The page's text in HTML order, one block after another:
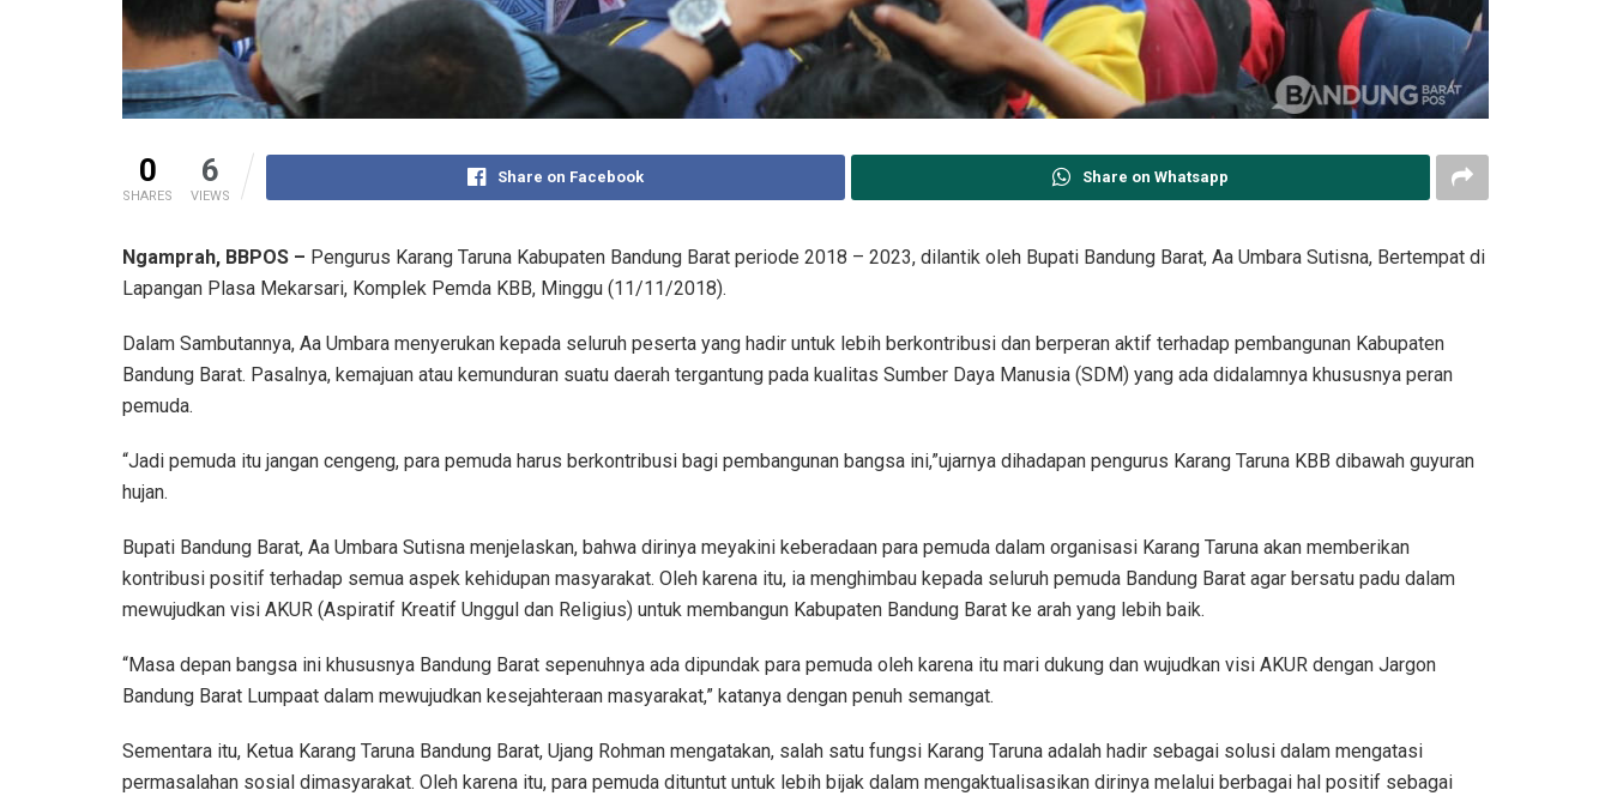
0
SHARES
6
VIEWS
Share on Facebook Share on Whatsapp
Ngamprah, BBPOS – Pengurus Karang Taruna Kabupaten Bandung Barat periode 2018 – 2023, dilantik oleh Bupati Bandung Barat, Aa Umbara Sutisna, Bertempat di
Lapangan Plasa Mekarsari, Komplek Pemda KBB, Minggu (11/11/2018).
Dalam Sambutannya, Aa Umbara menyerukan kepada seluruh peserta yang hadir untuk lebih berkontribusi dan berperan aktif terhadap pembangunan Kabupaten
Bandung Barat. Pasalnya, kemajuan atau kemunduran suatu daerah tergantung pada kualitas Sumber Daya Manusia (SDM) yang ada didalamnya khususnya peran
pemuda.
“Jadi pemuda itu jangan cengeng, para pemuda harus berkontribusi bagi pembangunan bangsa ini,”ujarnya dihadapan pengurus Karang Taruna KBB dibawah guyuran
hujan.
Bupati Bandung Barat, Aa Umbara Sutisna menjelaskan, bahwa dirinya meyakini keberadaan para pemuda dalam organisasi Karang Taruna akan memberikan
kontribusi positif terhadap semua aspek kehidupan masyarakat. Oleh karena itu, ia menghimbau kepada seluruh pemuda Bandung Barat agar bersatu padu dalam
mewujudkan visi AKUR (Aspiratif Kreatif Unggul dan Religius) untuk membangun Kabupaten Bandung Barat ke arah yang lebih baik.
“Masa depan bangsa ini khususnya Bandung Barat sepenuhnya ada dipundak para pemuda oleh karena itu mari dukung dan wujudkan visi AKUR dengan Jargon
Bandung Barat Lumpaat dalam mewujudkan kesejahteraan masyarakat,” katanya dengan penuh semangat.
Sementara itu, Ketua Karang Taruna Bandung Barat, Ujang Rohman mengatakan, salah satu fungsi Karang Taruna adalah hadir sebagai solusi dalam mengatasi
permasalahan sosial dimasyarakat. Oleh karena itu, para pemuda dituntut untuk lebih bijak dalam mengaktualisasikan dirinya melalui berbagai hal positif sebagai